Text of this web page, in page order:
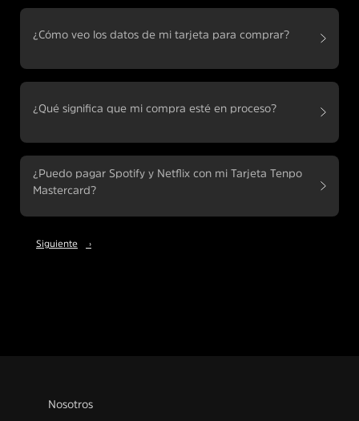
¿Cómo veo los datos de mi tarjeta para comprar?
¿Qué significa que mi compra esté en proceso?
¿Puedo pagar Spotify y Netflix con mi Tarjeta Tenpo
Mastercard?
Siguiente ›
Nosotros